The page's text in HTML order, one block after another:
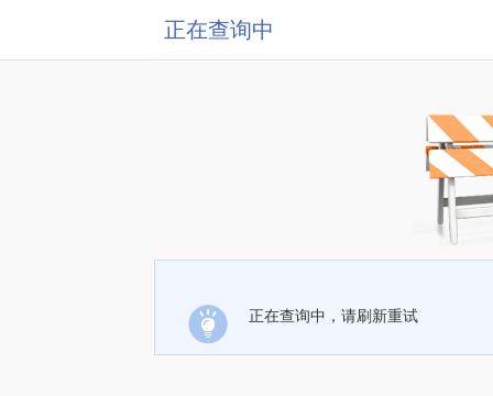
正在查询中
正在查询中，请刷新重试